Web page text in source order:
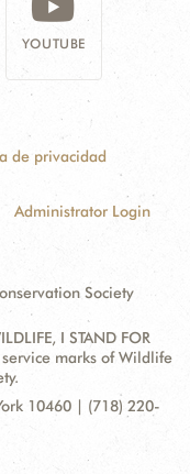
YOUTUBE
de privacidad
Administrator Login
Society
I STAND FOR
service marks of Wildlife
10460 | (718) 220-